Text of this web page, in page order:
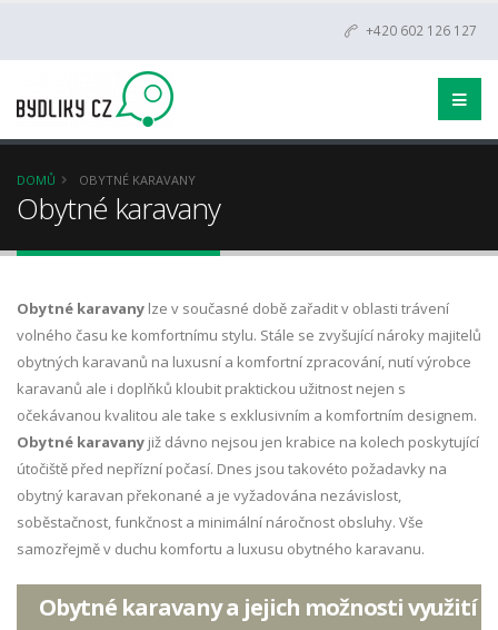
+420 602 126 127
DOMŮ OBYTNÉ KARAVANY
Obytné karavany
Obytné karavany lze v současné době zařadit v oblasti trávení
volného času ke komfortnímu stylu. Stále se zvyšující nároky majitelů
obytných karavanů na luxusní a komfortní zpracování, nutí výrobce
karavanů ale i doplňků kloubit praktickou užitnost nejen s
očekávanou kvalitou ale take s exklusivním a komfortním designem.
Obytné karavany již dávno nejsou jen krabice na kolech poskytující
útočiště před nepřízní počasí. Dnes jsou takovéto požadavky na
obytný karavan překonané a je vyžadována nezávislost,
soběstačnost, funkčnost a minimální náročnost obsluhy. Vše
samozřejmě v duchu komfortu a luxusu obytného karavanu.
Obytné karavany a jejich možnosti využití